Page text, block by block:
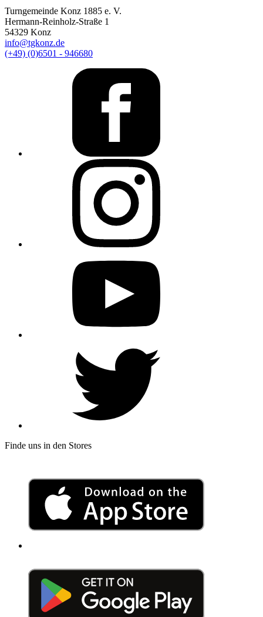
Turngemeinde Konz 1885 e. V.
Hermann-Reinholz-Straße 1
54329 Konz
info@tgkonz.de
(+49) (0)6501 - 946680
Finde uns in den Stores